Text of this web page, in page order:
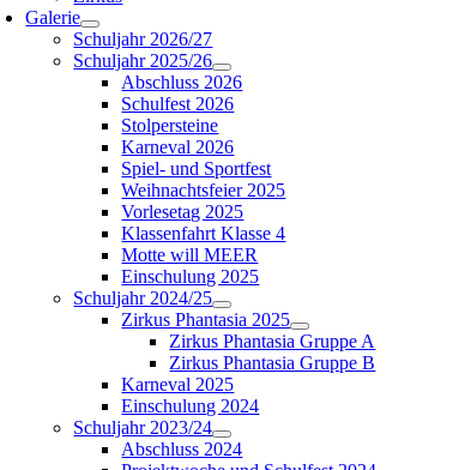
Galerie
Schuljahr 2026/27
Schuljahr 2025/26
Abschluss 2026
Schulfest 2026
Stolpersteine
Karneval 2026
Spiel- und Sportfest
Weihnachtsfeier 2025
Vorlesetag 2025
Klassenfahrt Klasse 4
Motte will MEER
Einschulung 2025
Schuljahr 2024/25
Zirkus Phantasia 2025
Zirkus Phantasia Gruppe A
Zirkus Phantasia Gruppe B
Karneval 2025
Einschulung 2024
Schuljahr 2023/24
Abschluss 2024